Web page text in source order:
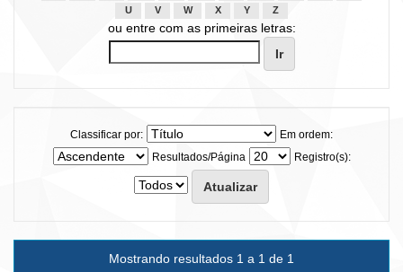
U
V W X Y Z
ou entre com as primeiras letras:
Classificar por:
Em ordem:
Resultados/Página
Registro(s):
Mostrando resultados 1 a 1 de 1